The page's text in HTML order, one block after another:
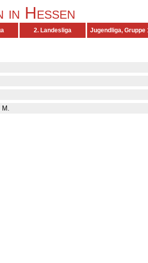
Hessen
2. Landesliga Jugendliga, Gruppe
M.